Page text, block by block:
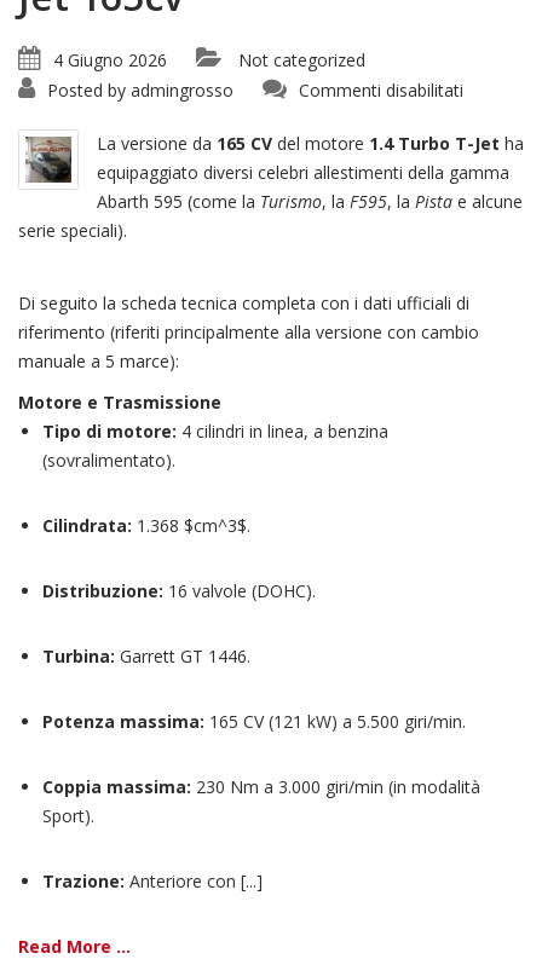
4 Giugno 2026
Not categorized
Posted by admingrosso Commenti disabilitati
595
1.4
Turbo
Jet
165cv
La versione da 165 CV del motore 1.4 Turbo T-Jet ha
equipaggiato diversi celebri allestimenti della gamma
Abarth 595 (come la Turismo, la F595, la Pista e alcune
serie speciali).
Di seguito la scheda tecnica completa con i dati ufficiali di
riferimento (riferiti principalmente alla versione con cambio
manuale a 5 marce):
Motore e Trasmissione
Tipo di motore: 4 cilindri in linea, a benzina
(sovralimentato).
Cilindrata: 1.368 $cm^3$.
Distribuzione: 16 valvole (DOHC).
Turbina: Garrett GT 1446.
Potenza massima: 165 CV (121 kW) a 5.500 giri/min.
Coppia massima: 230 Nm a 3.000 giri/min (in modalità
Sport).
Trazione: Anteriore con [...]
Read More ...